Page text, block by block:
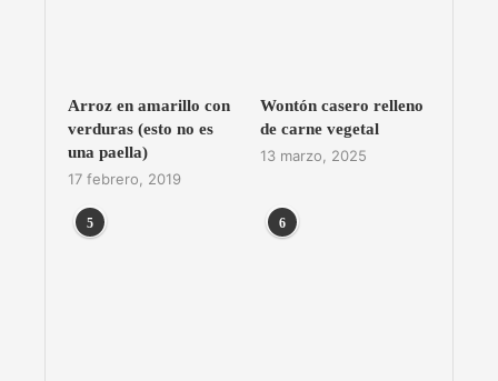
Arroz en amarillo con
verduras (esto no es
una paella)
17 febrero, 2019
Wontón casero relleno
de carne vegetal
13 marzo, 2025
5 6